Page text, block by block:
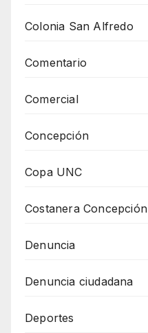
Colonia San Alfredo
Comentario
Comercial
Concepción
Copa UNC
Costanera Concepción
Denuncia
Denuncia ciudadana
Deportes